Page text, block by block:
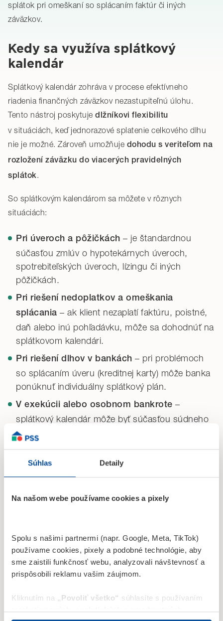
Súhlas Detaily
Na našom webe používame cookies a pixely
Spolu s našimi partnermi (napr. Google, Meta, TikTok)
používame cookies, pixely a podobné technológie, aby
sme zaistili funkčnosť webu, analyzovali návštevnosť a
prispôsobili reklamu vašim záujmom.
Kliknutím na „Povoliť všetko“ súhlasíte s používaním
marketingových, analytickýcha nevyhnutných
splátok pri omeškaní so splácaním faktúr či iných
záväzkov.
Kedy sa využíva splátkový
kalendár
Splátkový kalendár zohráva v procese efektívneho
riadenia finančných záväzkov nezastupiteľnú úlohu.
Tento nástroj poskytuje dlžníkovi flexibilitu
v situáciách, keď jednorazové splatenie celkového dlhu
nie je možné. Zároveň umožňuje dohodu s veriteľom na
rozložení záväzku do viacerých pravidelných
splátok.
So splátkovým kalendárom sa môžete v rôznych
situáciách:
Pri úveroch a pôžičkách – je štandardnou
súčasťou zmlúv o hypotekárnych úveroch,
spotrebiteľských úveroch, lízingu či iných
pôžičkách.
Pri riešení nedoplatkov a omeškania
splácania – ak klient nezaplatí faktúru, poistné,
daň alebo inú pohľadávku, môže sa dohodnúť na
splátkovom kalendári.
Pri riešení dlhov v bankách – pri problémoch
so splácaním úveru (kreditnej karty) môže banka
ponúknuť individuálny splátkový plán.
V exekúcii alebo osobnom bankrote –
splátkový kalendár môže byť súčasťou súdneho
rozhodnutia pri oddlžení.
Pri mimosúdnych dohodách– veriteľ a dlžník
sa môžu dohodnúť na splátkovom kalendári
aj bez zásahu súdu.
Každý splátkový kalendár zvyčajne obsahuje tieto údaje:
identifikačné údaje dlžníka a veriteľa,